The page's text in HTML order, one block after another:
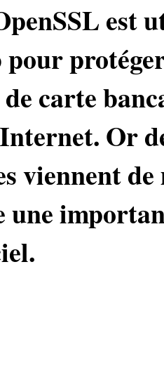
est
pour
de carte
Or
viennent de